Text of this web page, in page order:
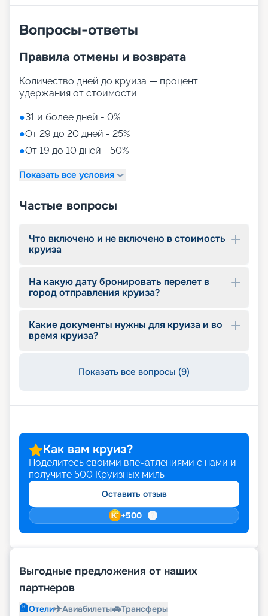
играм в специальном салоне. В свою очередь
консьерж-служба организует ваш досуг вне
достопримечательностей, уникальных
Предложение от «Круиз.онлайн»
Маршрут лайнера Celebrity Constellation в 2026 -
2027 г. будет проходить по привычному
расписанию: Карибский бассейн и Средиземное
насладиться высочайшим сервисом можно уже
сейчас. Достаточно купить понравившийся тур
посредством сервиса «Круиз.онлайн». Здесь
уверенности в безупречном результате.
Вопросы-ответы
Правила отмены и возврата
Количество дней до круиза — процент
удержания от стоимости:
●31 и более дней - 0%
●От 29 до 20 дней - 25%
●От 19 до 10 дней - 50%
Показать все условия
Частые вопросы
Что включено и не включено в стоимость
круиза
На какую дату бронировать перелет в
город отправления круиза?
Какие документы нужны для круиза и во
время круиза?
Показать все вопросы (9)
Как вам круиз?
Поделитесь своими впечатлениями с нами и
получите 500 Круизных миль
Оставить отзыв
+500
Выгодные предложения от наших
партнеров
🏨Отели✈️Авиабилеты🚗Трансферы